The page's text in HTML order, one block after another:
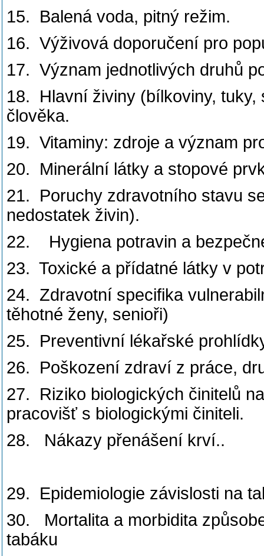
15. Balená voda, pitný režim.
16. Výživová doporučení pro
17. Význam jednotlivých druhů
18. Hlavní živiny (bílkoviny,
člověka.
19. Vitaminy: zdroje a význam
20. Minerální látky a stopové
21. Poruchy zdravotního stavu
nedostatek živin).
22. Hygiena potravin a
23. Toxické a přídatné látky v
24. Zdravotní specifika
těhotné ženy, senioři)
25. Preventivní lékařské
26. Poškození zdraví z práce,
27. Riziko biologických činitelů
pracovišť s biologickými činiteli.
28. Nákazy přenášení krví..
29. Epidemiologie závislosti na
30. Mortalita a morbidita
tabáku